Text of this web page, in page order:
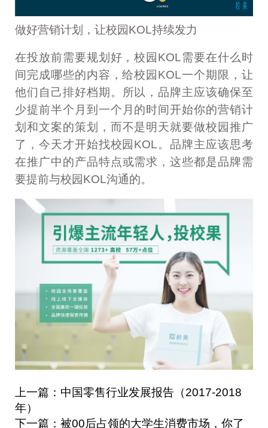
做好营销计划，让校园KOL持续发力
在投放前需要规划好，校园KOL需要在什么时
间完成哪些的内容，给校园KOL一个期限，让
他们自己排好档期。所以，品牌主应该确保至
少提前半个月到一个月的时间开始你的营销计
划和文案的策划，而不是明天就要做校园推广
了，今天才开始找校园KOL。品牌主应该思考
在推广中的产品特点或需求，这些都是品牌需
要提前与校园KOL沟通的。
上一篇：中国零售行业发展报告（2017-2018
年）
下一篇：被00后占领的大学生消费市场，你了